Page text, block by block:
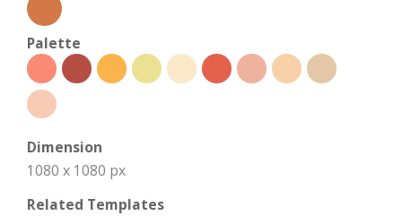
Palette
Dimension
1080 x 1080 px
Related Templates